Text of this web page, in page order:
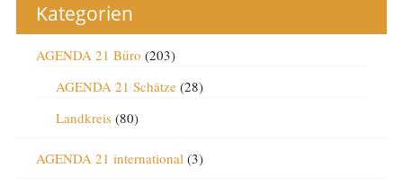
Kategorien
AGENDA 21 Büro (203)
AGENDA 21 Schätze(28)
Landkreis(80)
AGENDA 21 international(3)